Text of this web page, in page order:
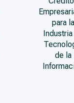
para la
de la